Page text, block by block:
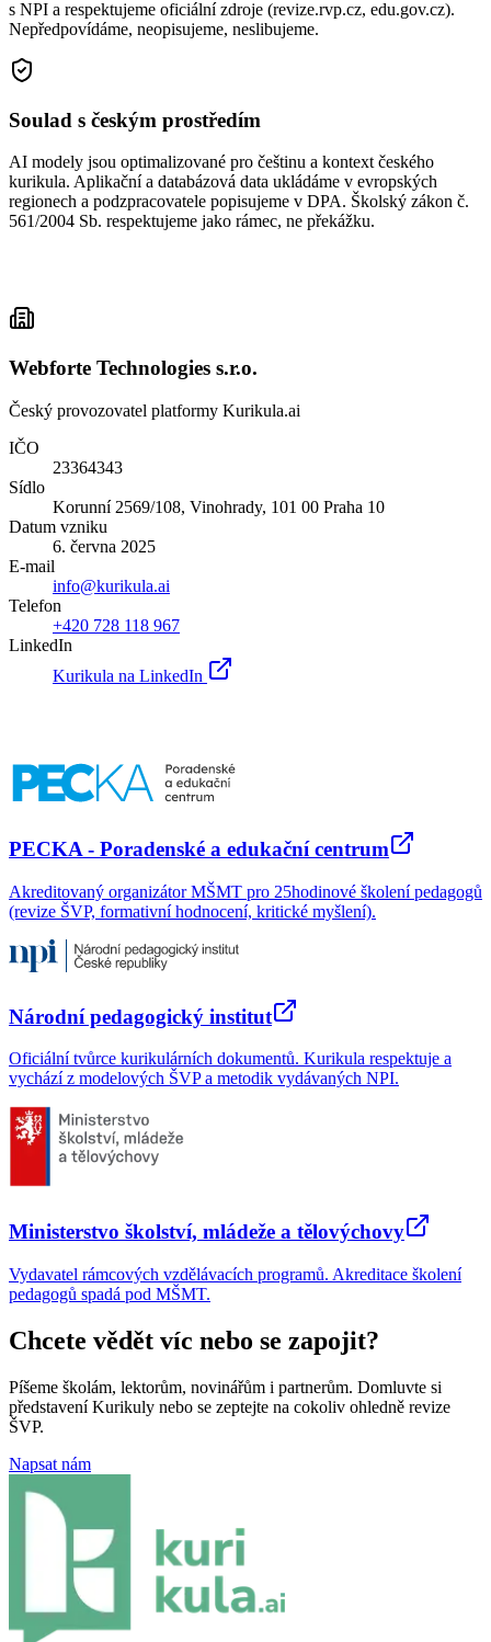
s NPI a respektujeme oficiální zdroje (revize.rvp.cz, edu.gov.cz).
Nepředpovídáme, neopisujeme, neslibujeme.
Soulad s českým prostředím
AI modely jsou optimalizované pro češtinu a kontext českého
kurikula. Aplikační a databázová data ukládáme v evropských
regionech a podzpracovatele popisujeme v DPA. Školský zákon č.
561/2004 Sb. respektujeme jako rámec, ne překážku.
Webforte Technologies s.r.o.
Český provozovatel platformy Kurikula.ai
IČO
23364343
Sídlo
Korunní 2569/108, Vinohrady, 101 00 Praha 10
Datum vzniku
6. června 2025
E-mail
info@kurikula.ai
Telefon
+420 728 118 967
LinkedIn
Kurikula na LinkedIn
PECKA - Poradenské a edukační centrum
Akreditovaný organizátor MŠMT pro 25hodinové školení pedagogů
(revize ŠVP, formativní hodnocení, kritické myšlení).
Národní pedagogický institut
Oficiální tvůrce kurikulárních dokumentů. Kurikula respektuje a
vychází z modelových ŠVP a metodik vydávaných NPI.
Ministerstvo školství, mládeže a tělovýchovy
Vydavatel rámcových vzdělávacích programů. Akreditace školení
pedagogů spadá pod MŠMT.
Chcete vědět víc nebo se zapojit?
Píšeme školám, lektorům, novinářům i partnerům. Domluvte si
představení Kurikuly nebo se zeptejte na cokoliv ohledně revize
ŠVP.
Napsat nám